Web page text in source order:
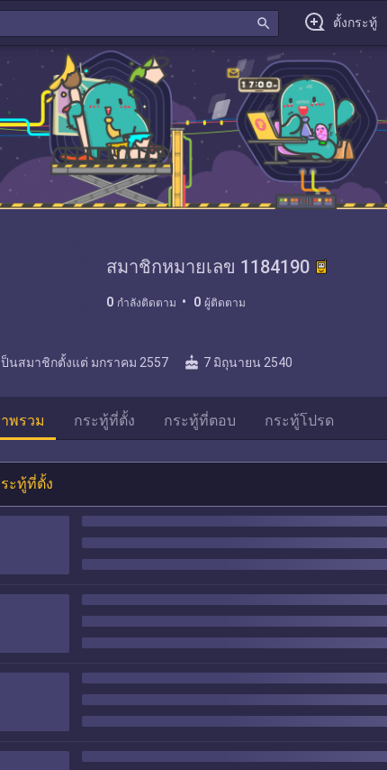
search ตั้งกระทู้
สมาชิกหมายเลข 1184190
0 กำลังติดตาม 0 ผู้ติดตาม
ป็นสมาชิกตั้งแต่ มกราคม 2557 cake 7 มิถุนายน 2540
พรวม กระทู้ที่ตั้ง กระทู้ที่ตอบ กระทู้โปรด
ะทู้ที่ตั้ง